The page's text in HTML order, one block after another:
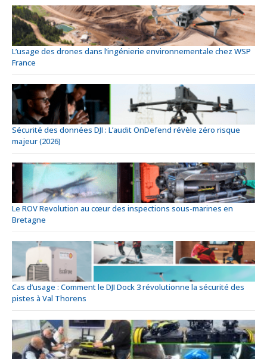
L’usage des drones dans l’ingénierie environnementale chez WSP
France
Sécurité des données DJI : L’audit OnDefend révèle zéro risque
majeur (2026)
Le ROV Revolution au cœur des inspections sous-marines en
Bretagne
Cas d’usage : Comment le DJI Dock 3 révolutionne la sécurité des
pistes à Val Thorens